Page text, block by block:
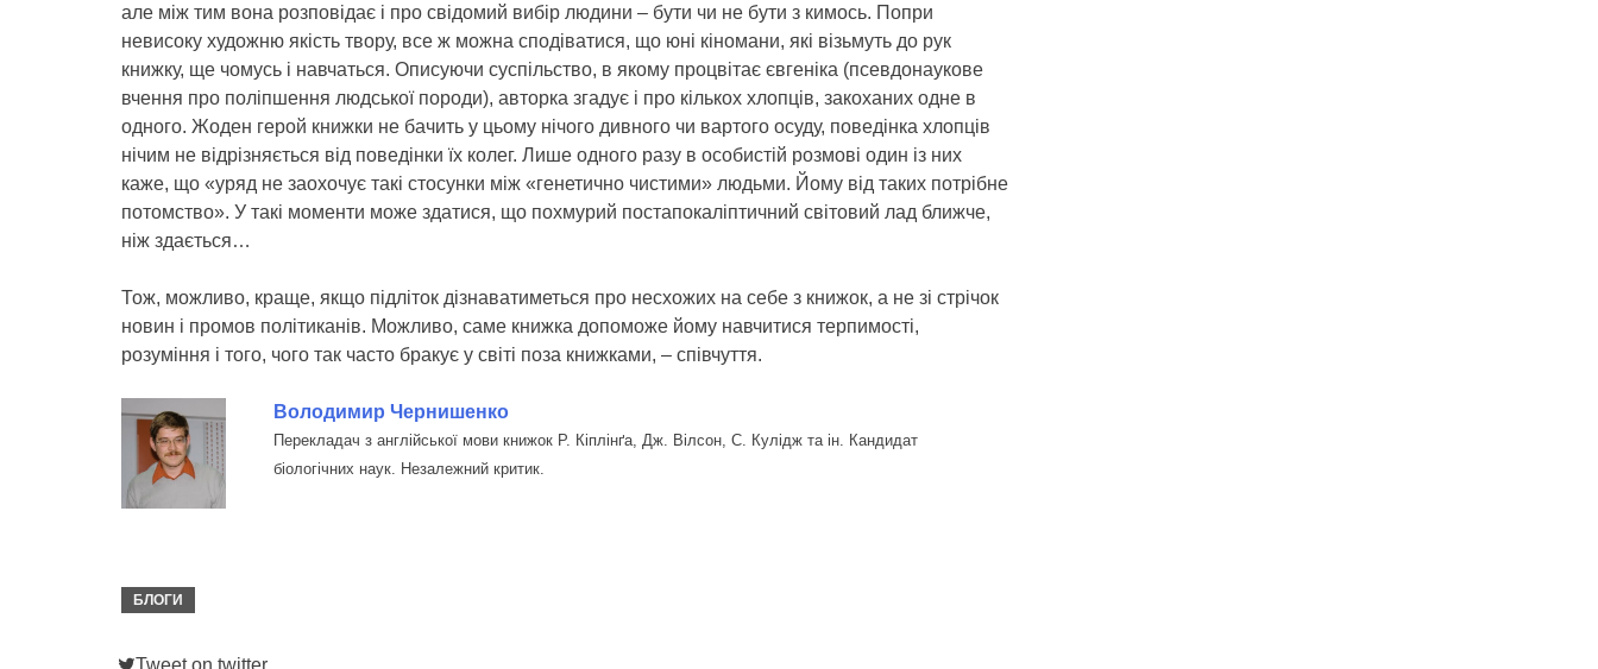
але між тим вона розповідає і про свідомий вибір людини – бути чи не бути з кимось. Попри
невисоку художню якість твору, все ж можна сподіватися, що юні кіномани, які візьмуть до рук
книжку, ще чомусь і навчаться. Описуючи суспільство, в якому процвітає євгеніка (псевдонаукове
вчення про поліпшення людської породи), авторка згадує і про кількох хлопців, закоханих одне в
одного. Жоден герой книжки не бачить у цьому нічого дивного чи вартого осуду, поведінка хлопців
нічим не відрізняється від поведінки їх колег. Лише одного разу в особистій розмові один із них
каже, що «уряд не заохочує такі стосунки між «генетично чистими» людьми. Йому від таких потрібне
потомство». У такі моменти може здатися, що похмурий постапокаліптичний світовий лад ближче,
ніж здається…
Тож, можливо, краще, якщо підліток дізнаватиметься про несхожих на себе з книжок, а не зі стрічок
новин і промов політиканів. Можливо, саме книжка допоможе йому навчитися терпимості,
розуміння і того, чого так часто бракує у світі поза книжками, – співчуття.
Володимир Чернишенко
Перекладач з англійської мови книжок Р. Кіплінґа, Дж. Вілсон, С. Кулідж та ін. Кандидат
біологічних наук. Незалежний критик.
БЛОГИ